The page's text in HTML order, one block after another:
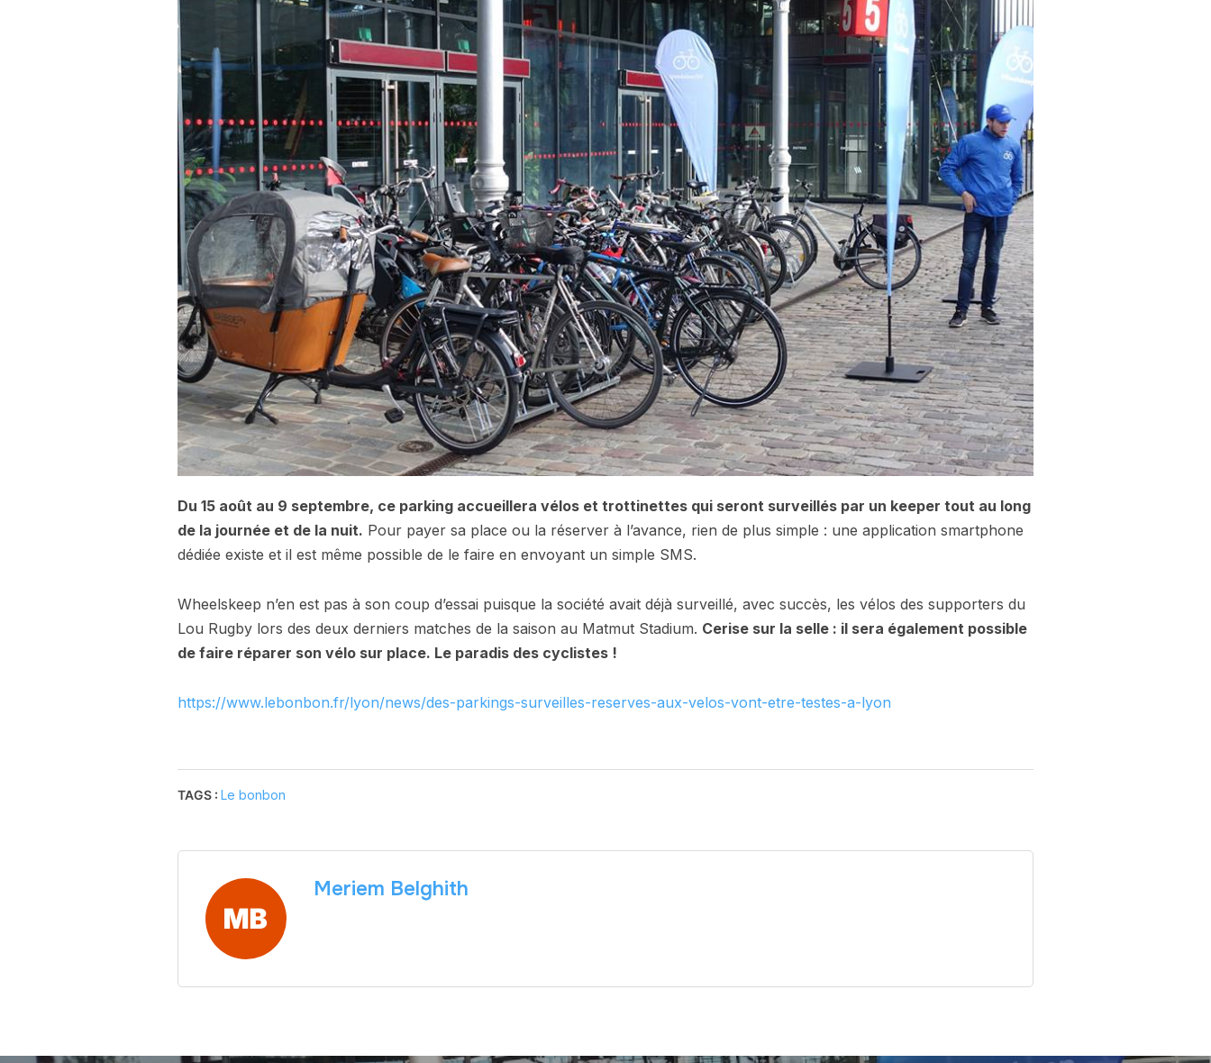
Du 15 août au 9 septembre, ce parking accueillera vélos et trottinettes qui seront surveillés par un keeper tout au long
de la journée et de la nuit. Pour payer sa place ou la réserver à l’avance, rien de plus simple : une application smartphone
dédiée existe et il est même possible de le faire en envoyant un simple SMS.
Wheelskeep n’en est pas à son coup d’essai puisque la société avait déjà surveillé, avec succès, les vélos des supporters du
Lou Rugby lors des deux derniers matches de la saison au Matmut Stadium. Cerise sur la selle : il sera également possible
de faire réparer son vélo sur place. Le paradis des cyclistes !
https://www.lebonbon.fr/lyon/news/des-parkings-surveilles-reserves-aux-velos-vont-etre-testes-a-lyon
TAGS : Le bonbon
Meriem Belghith